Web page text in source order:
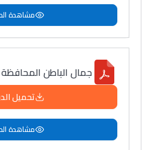
مشاهدة
جمال الباطن
تحميل
مشاهدة